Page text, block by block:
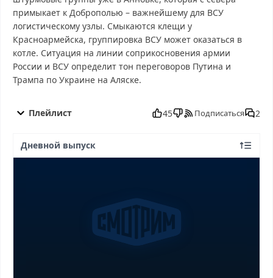
примыкает к Доброполью – важнейшему для ВСУ
логистическому узлы. Смыкаются клещи у
Красноармейска, группировка ВСУ может оказаться в
котле. Ситуация на линии соприкосновения армии
России и ВСУ определит тон переговоров Путина и
Трампа по Украине на Аляске.
минyт от 13.08.2025 смотреть онлайн, 60 минyт от 13.08.2025
13.08.2025 выпуск онлайн, 60 минyт от 13.08.2025 эфир, 60
минyт от 13.08.2025 онлайн, самое интересное в 60 минyт от
13.08.2025, 60 минyт от 13.08.2025 смотреть сегодня, смотреть
онлайн 60 минyт от 13.08.2025, ток шоу 60 минyт от 13.08.2025,
смотреть программу 60 минyт от 13.08.2025
Плейлист 45 Подписаться 2
Дневной выпуск